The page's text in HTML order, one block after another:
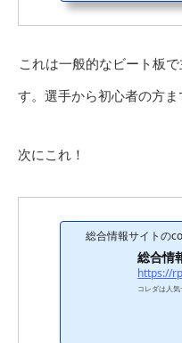
これは一般的なビート板
す。選手から初心者の方ま
次にこれ！
総合情報サイトの
総合情
コレダは人